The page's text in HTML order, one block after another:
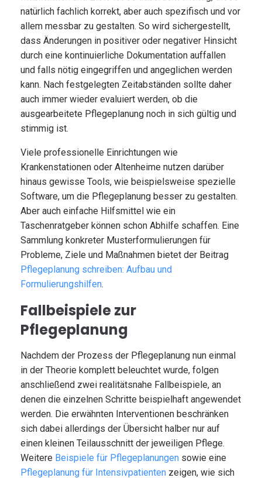
natürlich fachlich korrekt, aber auch spezifisch und vor
allem messbar zu gestalten. So wird sichergestellt,
dass Änderungen in positiver oder negativer Hinsicht
durch eine kontinuierliche Dokumentation auffallen
und falls nötig eingegriffen und angeglichen werden
kann. Nach festgelegten Zeitabständen sollte daher
auch immer wieder evaluiert werden, ob die
ausgearbeitete Pflegeplanung noch in sich gültig und
stimmig ist.
Viele professionelle Einrichtungen wie
Krankenstationen oder Altenheime nutzen darüber
hinaus gewisse Tools, wie beispielsweise spezielle
Software, um die Pflegeplanung besser zu gestalten.
Aber auch einfache Hilfsmittel wie ein
Taschenratgeber können schon Abhilfe schaffen. Eine
Sammlung konkreter Musterformulierungen für
Probleme, Ziele und Maßnahmen bietet der Beitrag
Pflegeplanung schreiben: Aufbau und
Formulierungshilfen.
Fallbeispiele zur
Pflegeplanung
Nachdem der Prozess der Pflegeplanung nun einmal
in der Theorie komplett beleuchtet wurde, folgen
anschließend zwei realitätsnahe Fallbeispiele, an
denen die einzelnen Schritte beispielhaft angewendet
werden. Die erwähnten Interventionen beschränken
sich dabei allerdings der Übersicht halber nur auf
einen kleinen Teilausschnitt der jeweiligen Pflege.
Weitere Beispiele für Pflegeplanungen sowie eine
Pflegeplanung für Intensivpatienten zeigen, wie sich